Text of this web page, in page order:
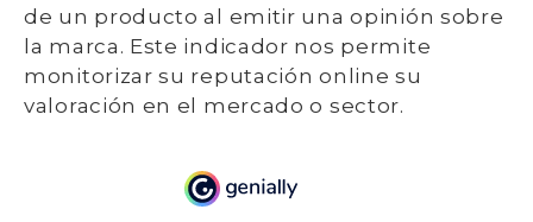
de un producto al emitir una opinión sobre
la marca. Este indicador nos permite
monitorizar su reputación online su
valoración en el mercado o sector.